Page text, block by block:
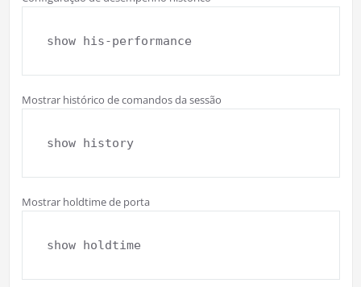
show his-performance
Mostrar histórico de comandos da sessão
show history
Mostrar holdtime de porta
show holdtime